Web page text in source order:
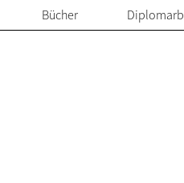
Bücher